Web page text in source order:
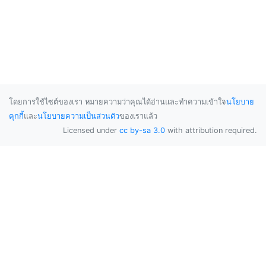
โดยการใช้ไซต์ของเรา หมายความว่าคุณได้อ่านและทำความเข้าใจนโยบาย
คุกกี้และนโยบายความเป็นส่วนตัวของเราแล้ว
Licensed under cc by-sa 3.0 with attribution required.